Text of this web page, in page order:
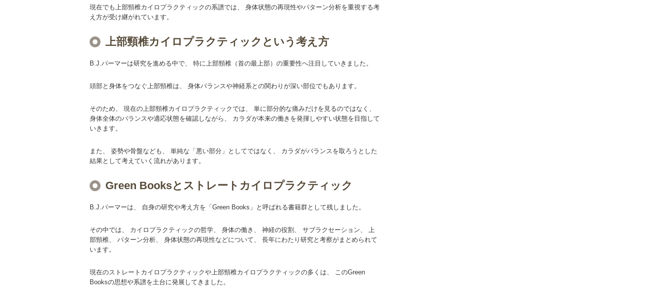
現在でも上部頸椎カイロプラクティックの系譜では、 身体状態の再現性やパターン分析を重視する考
え方が受け継がれています。
上部頸椎カイロプラクティックという考え方
B.J.パーマーは研究を進める中で、 特に上部頸椎（首の最上部）の重要性へ注目していきました。
頭部と身体をつなぐ上部頸椎は、 身体バランスや神経系との関わりが深い部位でもあります。
そのため、 現在の上部頸椎カイロプラクティックでは、 単に部分的な痛みだけを見るのではなく、
身体全体のバランスや適応状態を確認しながら、 カラダが本来の働きを発揮しやすい状態を目指して
いきます。
また、 姿勢や骨盤なども、 単純な「悪い部分」としてではなく、 カラダがバランスを取ろうとした
結果として考えていく流れがあります。
Green Booksとストレートカイロプラクティック
B.J.パーマーは、 自身の研究や考え方を「Green Books」と呼ばれる書籍群として残しました。
その中では、 カイロプラクティックの哲学、 身体の働き、 神経の役割、 サブラクセーション、 上
部頸椎、 パターン分析、 身体状態の再現性などについて、 長年にわたり研究と考察がまとめられて
います。
現在のストレートカイロプラクティックや上部頸椎カイロプラクティックの多くは、 このGreen
Booksの思想や系譜を土台に発展してきました。